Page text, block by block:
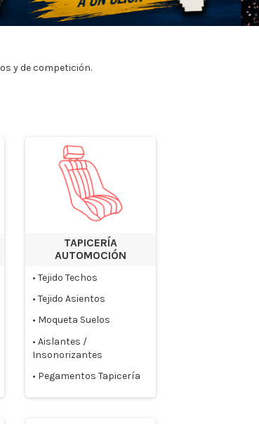
y de competición.
TAPICERÍA
AUTOMOCIÓN
• Tejido Techos
• Tejido Asientos
• Moqueta Suelos
• Aislantes /
Insonorizantes
• Pegamentos Tapicería